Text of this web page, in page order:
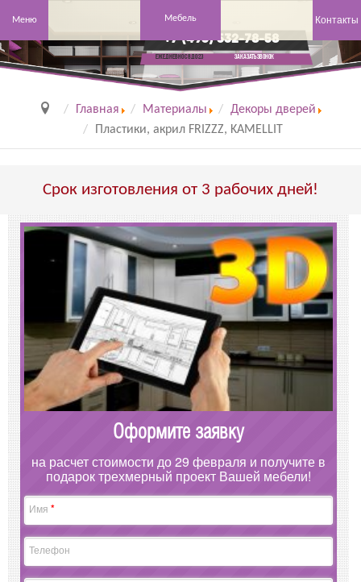
Меню Мебель Контакты
+7 (495) 532-78-58
Ежедневно с 8 до 23 заказать звонок
Главная Материалы
Декоры дверей
Пластики, акрил FRIZZZ, KAMELLIT
Срок изготовления от 3 рабочих дней!
Оформите заявку
на расчет стоимости до 29 февраля и получите в
подарок трехмерный проект Вашей мебели!
Имя *
Телефон